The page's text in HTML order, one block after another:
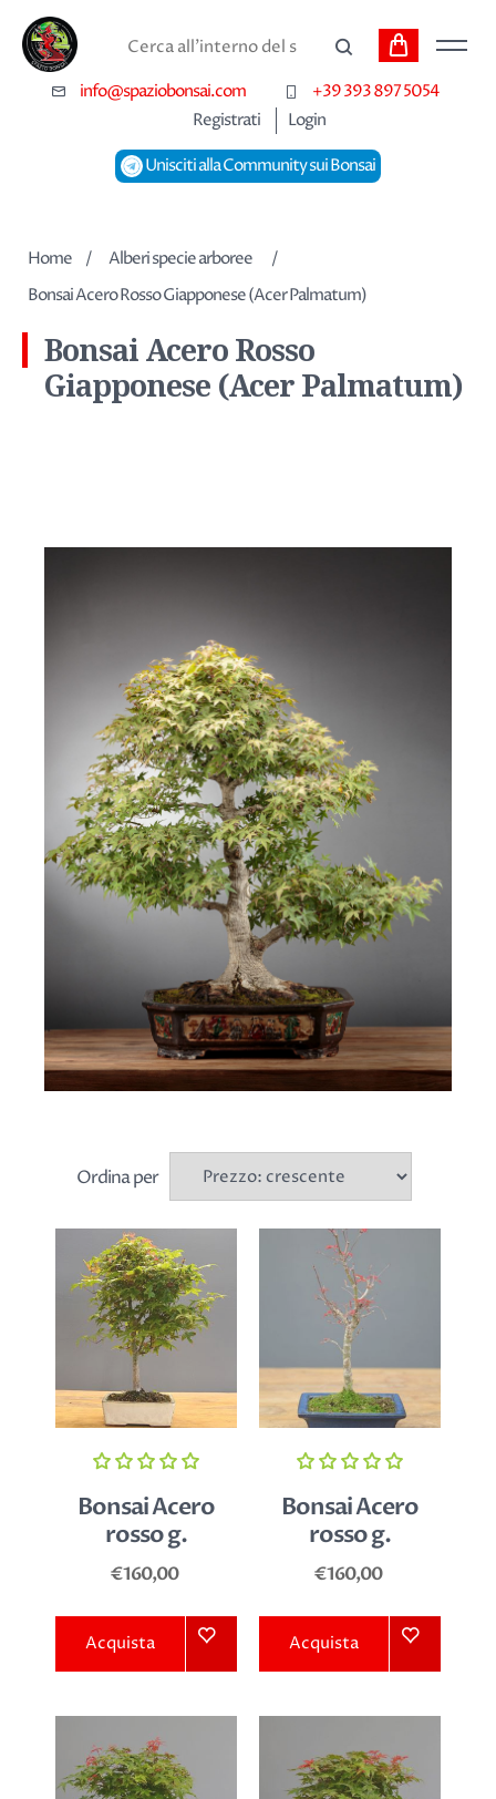
Cerca
info@spaziobonsai.com
+39 393 897 5054
Registrati
Login
Unisciti alla Community sui Bonsai
Carrello
Home / Alberi specie arboree
/
Bonsai Acero Rosso Giapponese (Acer Palmatum)
Bonsai Acero Rosso
Giapponese (Acer Palmatum)
Ordina per
Bonsai Acero
rosso g.
€160,00
Acquista
Bonsai Acero
rosso g.
€160,00
Acquista